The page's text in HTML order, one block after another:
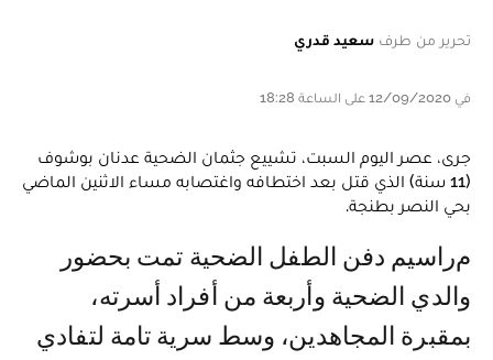
تحرير من طرف سعيد قدري
في 12/09/2020 على الساعة 18:28
جرى، عصر اليوم السبت، تشييع جثمان الضحية عدنان بوشوف
(11 سنة) الذي قتل بعد اختطافه واغتصابه مساء الاثنين الماضي
بحي النصر بطنجة.
مراسيم دفن الطفل الضحية تمت بحضور
والدي الضحية وأربعة من أفراد أسرته،
بمقبرة المجاهدين، وسط سرية تامة لتفادي